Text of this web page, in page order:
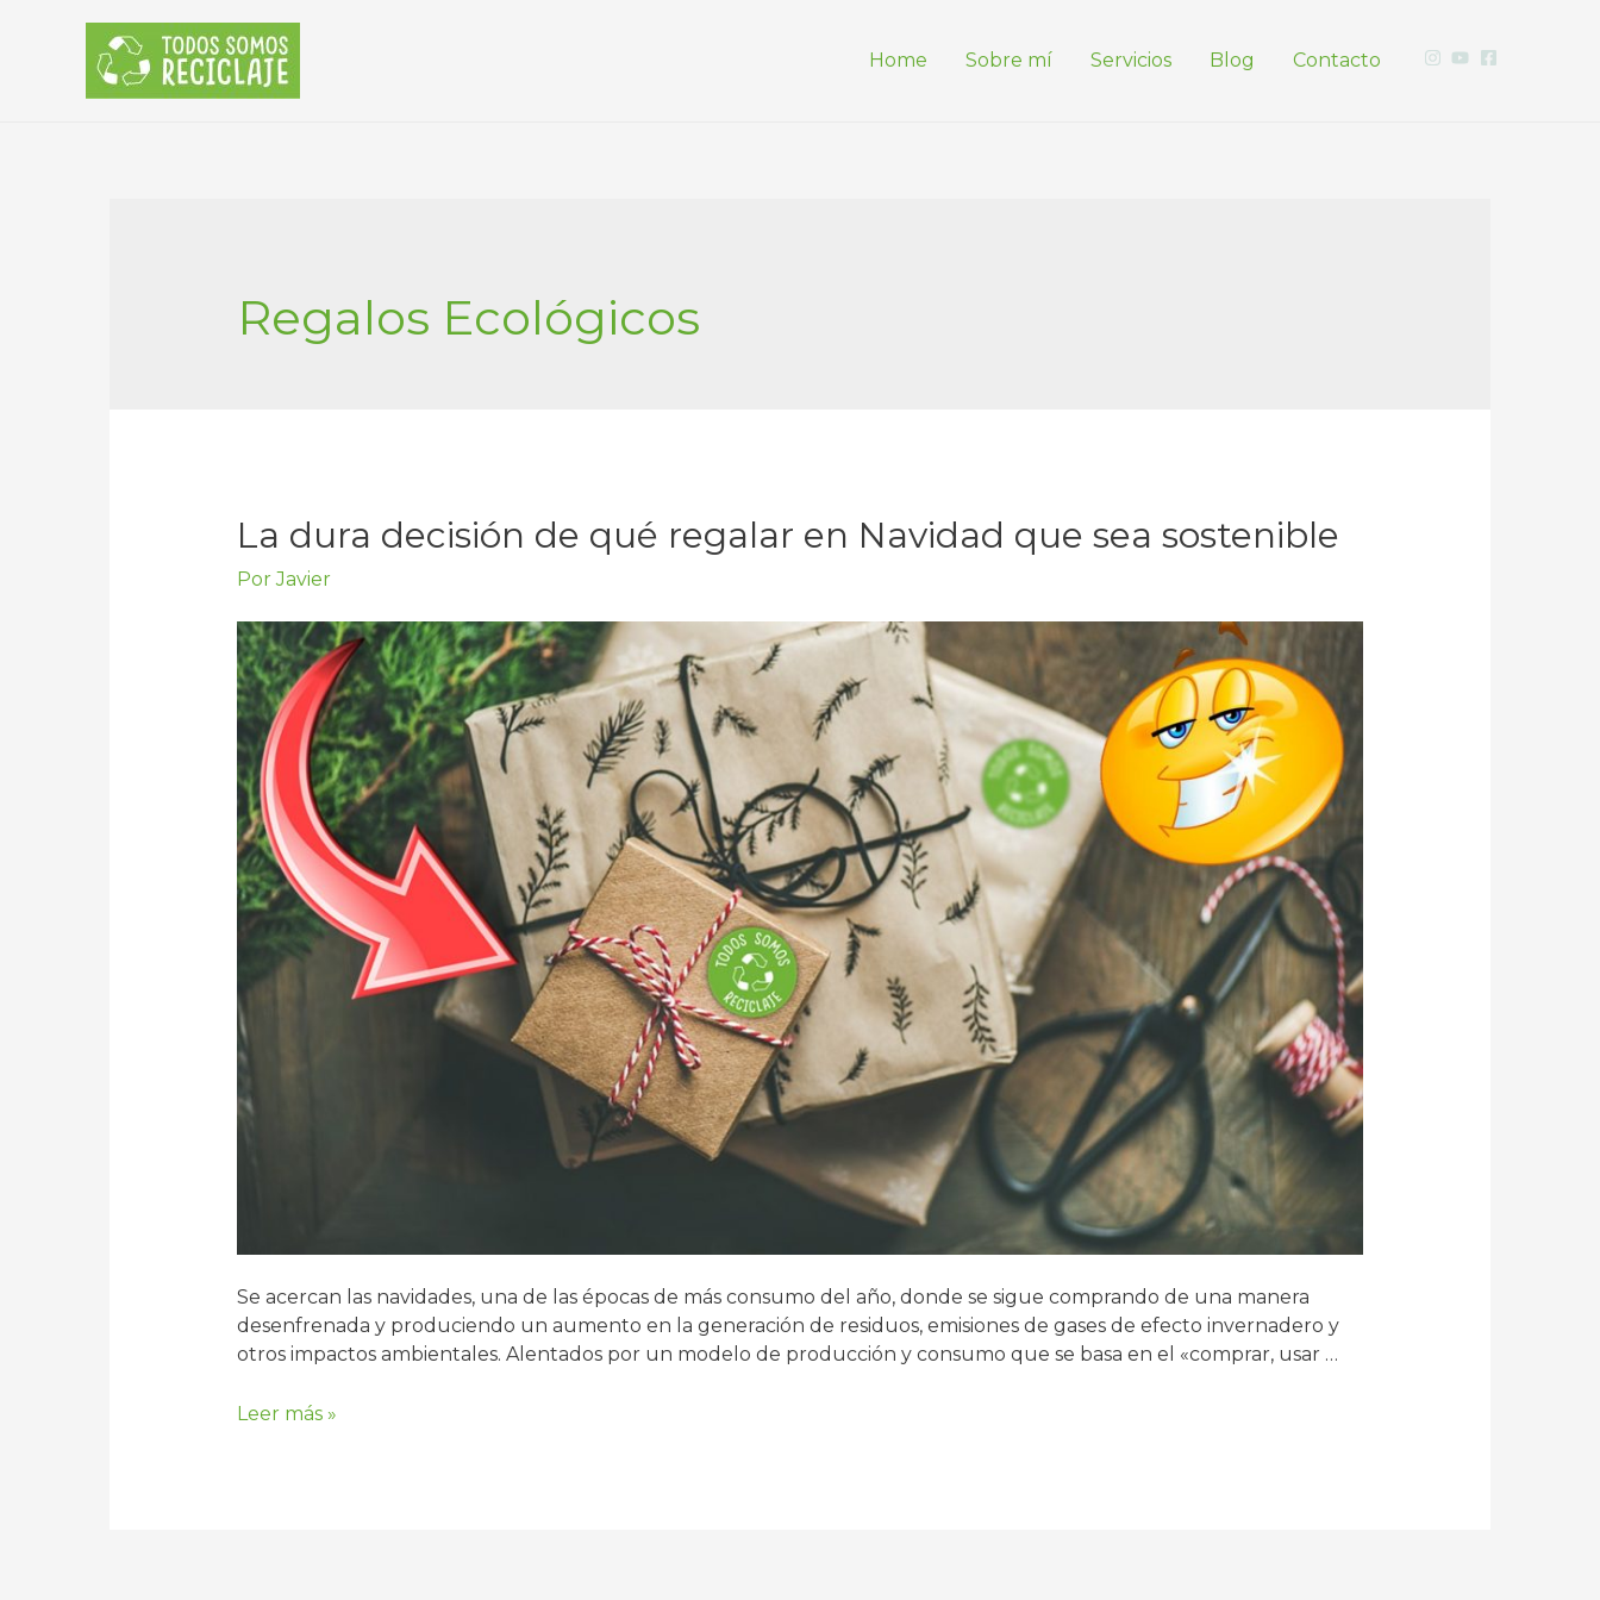
Home Sobre mí Servicios Blog Contacto
Regalos Ecológicos
La dura decisión de qué regalar en Navidad que sea sostenible
PorJavier
Se acercan las navidades, una de las épocas de más consumo del año, donde se sigue comprando de una manera
desenfrenada y produciendo un aumento en la generación de residuos, emisiones de gases de efecto invernadero y
otros impactos ambientales. Alentados por un modelo de producción y consumo que se basa en el «comprar, usar …
La
Leer más »